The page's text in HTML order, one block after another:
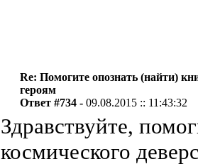
Re: Помогите опознать (найти)
героям
Ответ #734 -09.08.2015 :: 11:43:32
Здравствуйте,
космического